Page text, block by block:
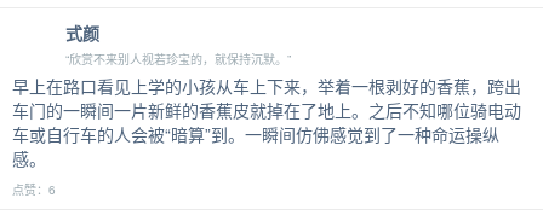
式颜
“欣赏不来别人视若珍宝的，就保持沉默。”
早上在路口看见上学的小孩从车上下来，举着一根剥好的香蕉，跨出
车门的一瞬间一片新鲜的香蕉皮就掉在了地上。之后不知哪位骑电动
车或自行车的人会被“暗算”到。一瞬间仿佛感觉到了一种命运操纵
感。
点赞：6